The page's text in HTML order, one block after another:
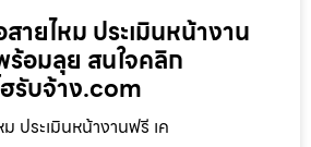
ายไหม ประเมินหน้างาน
ร้อมลุย สนใจคลิก
รับจ้าง.com
ประเมินหน้างานฟรี เค